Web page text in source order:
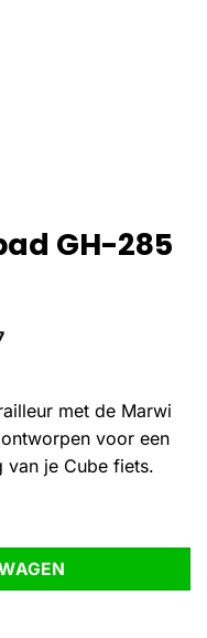
GH-285
met de Marwi
voor een
van je Cube fiets.